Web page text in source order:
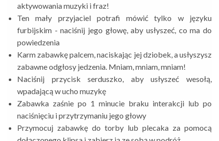
aktywowania muzyki i fraz!
Ten mały przyjaciel potrafi mówić tylko w języku
furbijskim - naciśnij jego głowę, aby usłyszeć, co ma do
powiedzenia
Karm zabawkę palcem, naciskając jej dziobek, a usłyszysz
zabawne odgłosy jedzenia. Mniam, mniam, mniam!
Naciśnij przycisk serduszko, aby usłyszeć wesołą,
wpadającą w ucho muzykę
Zabawka zaśnie po 1 minucie braku interakcji lub po
naciśnięciu i przytrzymaniu jego głowy
Przymocuj zabawkę do torby lub plecaka za pomocą